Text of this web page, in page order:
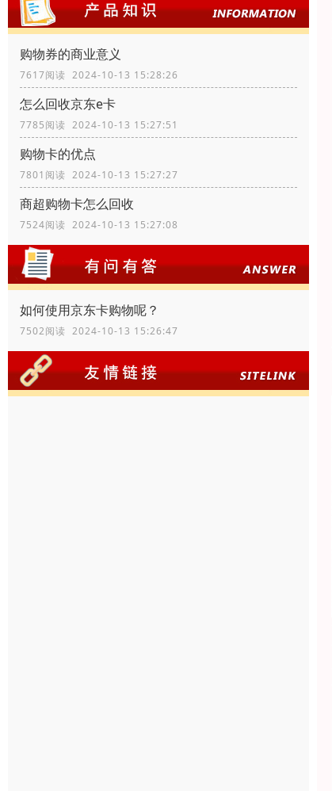
购物券的商业意义
7617阅读 2024-10-13 15:28:26
怎么回收京东e卡
7785阅读 2024-10-13 15:27:51
购物卡的优点
7801阅读 2024-10-13 15:27:27
商超购物卡怎么回收
7524阅读 2024-10-13 15:27:08
如何使用京东卡购物呢？
7502阅读 2024-10-13 15:26:47